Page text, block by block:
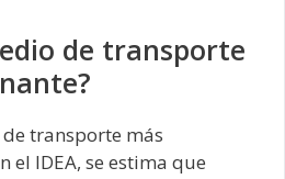
de transporte
transporte más
el IDEA, se estima que